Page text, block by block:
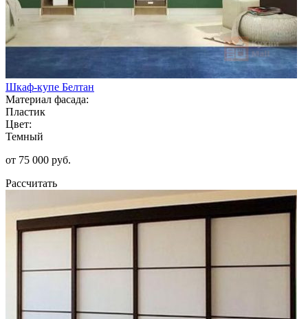
Шкаф-купе Белтан
Материал фасада:
Пластик
Цвет:
Темный
от 75 000 руб.
Рассчитать